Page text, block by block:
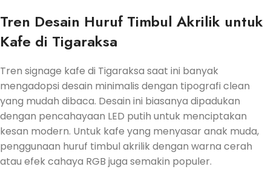
Tren Desain Huruf Timbul Akrilik untuk
Kafe di Tigaraksa
Tren signage kafe di Tigaraksa saat ini banyak
mengadopsi desain minimalis dengan tipografi clean
yang mudah dibaca. Desain ini biasanya dipadukan
dengan pencahayaan LED putih untuk menciptakan
kesan modern. Untuk kafe yang menyasar anak muda,
penggunaan huruf timbul akrilik dengan warna cerah
atau efek cahaya RGB juga semakin populer.